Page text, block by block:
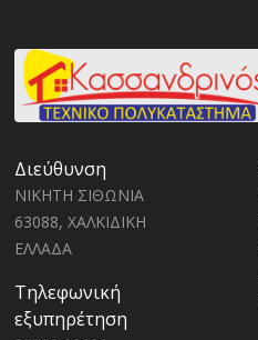
Διεύθυνση
ΝΙΚΗΤΗ ΣΙΘΩΝΙΑ
63088, ΧΑΛΚΙΔΙΚΗ
ΕΛΛΑΔΑ
Τηλεφωνική
εξυπηρέτηση